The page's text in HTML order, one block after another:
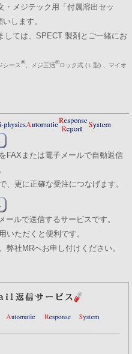
・メジテック用「付属溶出セッ
します。
しては、SPECT 製剤とご一緒にお
シース® 、メジ三活®ロック式 (Ｌ型) 、マイオ
FAXまたは電子メールで自動返信
、更に正確な受注につなげます。
ールで送信するサービスです。
いただくと便利です。
弊社MRへお申し付けください。